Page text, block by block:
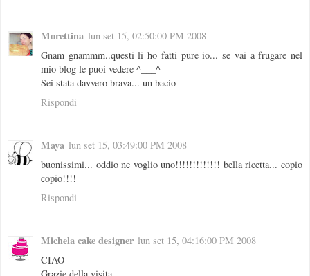
Morettina lun set 15, 02:50:00 PM 2008
Gnam gnammm..questi li ho fatti pure io... se vai a frugare nel
mio blog le puoi vedere ^___^
Sei stata davvero brava... un bacio
Rispondi
Maya lun set 15, 03:49:00 PM 2008
buonissimi... oddio ne voglio uno!!!!!!!!!!!!! bella ricetta... copio
copio!!!!
Rispondi
Michela cake designer lun set 15, 04:16:00 PM 2008
CIAO